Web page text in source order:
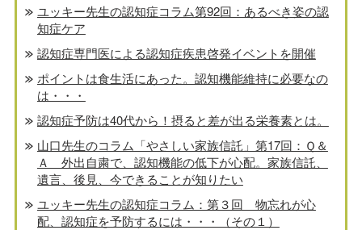
ユッキー先生の認知症コラム第92回：あるべき姿の認
知症ケア
認知症専門医による認知症疾患啓発イベントを開催
ポイントは食生活にあった。認知機能維持に必要なの
は・・・
認知症予防は40代から！摂ると差が出る栄養素とは。
山口先生のコラム「やさしい家族信託」第17回：Ｑ＆
Ａ 外出自粛で、認知機能の低下が心配。家族信託、
遺言、後見、今できることが知りたい
ユッキー先生の認知症コラム：第３回 物忘れが心
配、認知症を予防するには・・・（その１）